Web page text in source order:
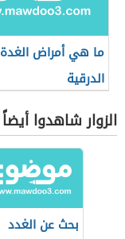
ما هي أمراض الغدة
الدرقية
الزوار شاهدوا أيضاً
بحث عن الغدد